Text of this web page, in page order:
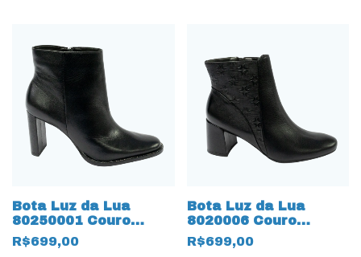
Bota Luz da Lua
80250001 Couro
Natural Saara 15667
Preto
R$699,00
Bota Luz da Lua
8020006 Couro
Natural Saara Lunati
15665 Preto
R$699,00